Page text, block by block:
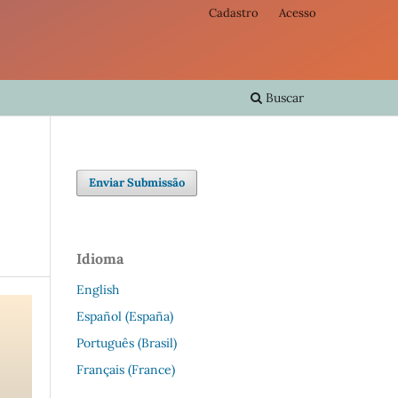
Buscar
Cadastro Acesso
Enviar Submissão
Idioma
English
Español (España)
Português (Brasil)
Français (France)